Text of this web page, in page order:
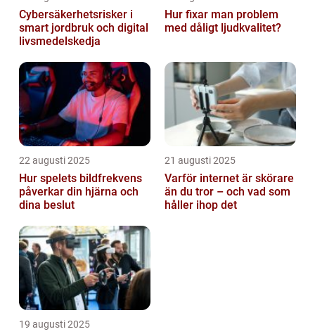
Cybersäkerhetsrisker i
smart jordbruk och digital
livsmedelskedja
Hur fixar man problem
med dåligt ljudkvalitet?
22 augusti 2025
Hur spelets bildfrekvens
påverkar din hjärna och
dina beslut
21 augusti 2025
Varför internet är skörare
än du tror – och vad som
håller ihop det
19 augusti 2025